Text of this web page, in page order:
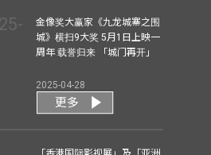
金像奖大赢家《九龙城寨之围
城》横扫9大奖 5月1日上映一
周年 载誉归来 「城门再开」
2025-04-28
更多